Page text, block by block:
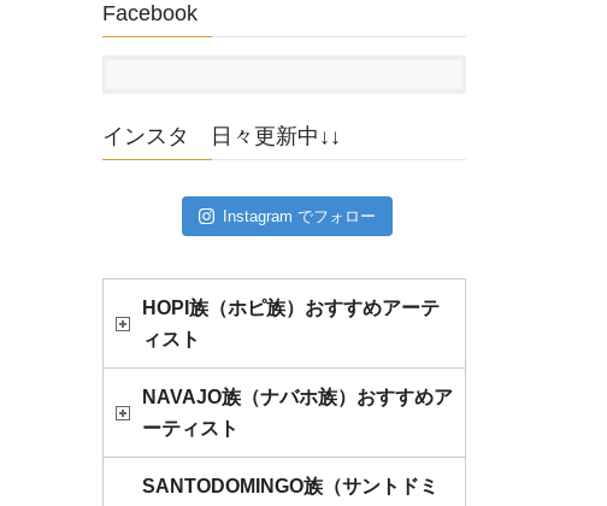
Facebook
インスタ 日々更新中↓↓
Instagram でフォロー
HOPI族（ホピ族）おすすめアーテ
ィスト
NAVAJO族（ナバホ族）おすすめア
ーティスト
SANTODOMINGO族（サントドミ